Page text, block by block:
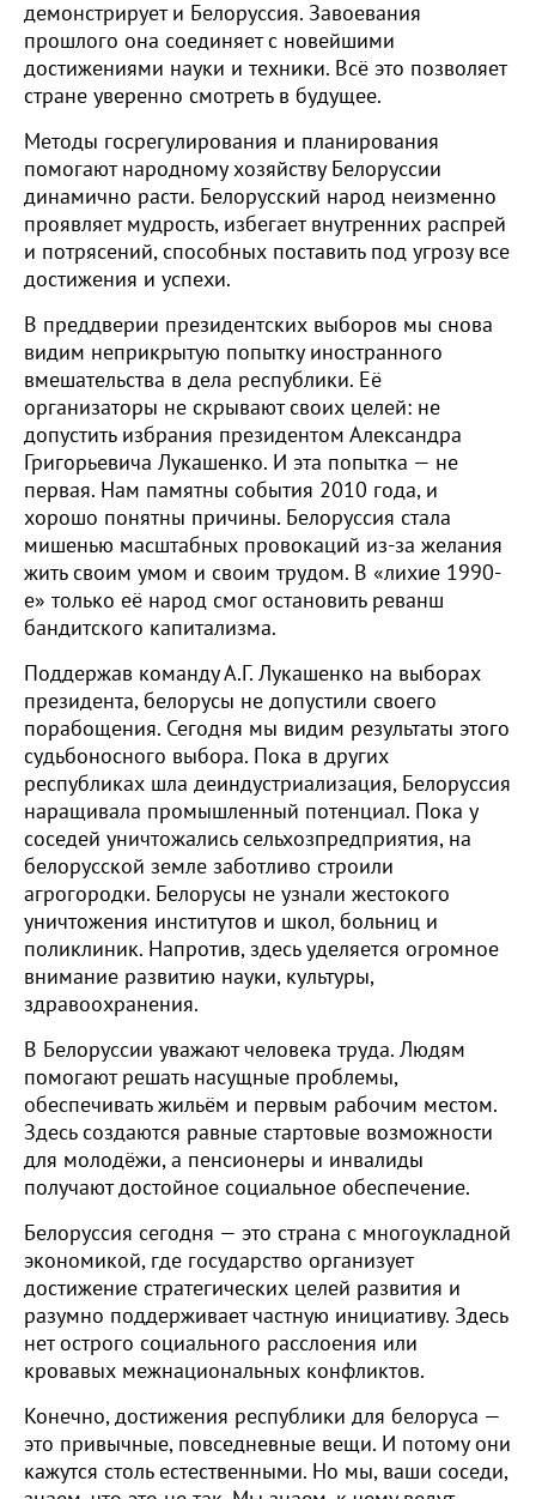
демонстрирует и Белоруссия. Завоевания
прошлого она соединяет с новейшими
достижениями науки и техники. Всё это позволяет
стране уверенно смотреть в будущее.
Методы госрегулирования и планирования
помогают народному хозяйству Белоруссии
динамично расти. Белорусский народ неизменно
проявляет мудрость, избегает внутренних распрей
и потрясений, способных поставить под угрозу все
достижения и успехи.
В преддверии президентских выборов мы снова
видим неприкрытую попытку иностранного
вмешательства в дела республики. Её
организаторы не скрывают своих целей: не
допустить избрания президентом Александра
Григорьевича Лукашенко. И эта попытка — не
первая. Нам памятны события 2010 года, и
хорошо понятны причины. Белоруссия стала
мишенью масштабных провокаций из-за желания
жить своим умом и своим трудом. В «лихие 1990-
е» только её народ смог остановить реванш
бандитского капитализма.
Поддержав команду А.Г. Лукашенко на выборах
президента, белорусы не допустили своего
порабощения. Сегодня мы видим результаты этого
судьбоносного выбора. Пока в других
республиках шла деиндустриализация, Белоруссия
наращивала промышленный потенциал. Пока у
соседей уничтожались сельхозпредприятия, на
белорусской земле заботливо строили
агрогородки. Белорусы не узнали жестокого
уничтожения институтов и школ, больниц и
поликлиник. Напротив, здесь уделяется огромное
внимание развитию науки, культуры,
здравоохранения.
В Белоруссии уважают человека труда. Людям
помогают решать насущные проблемы,
обеспечивать жильём и первым рабочим местом.
Здесь создаются равные стартовые возможности
для молодёжи, а пенсионеры и инвалиды
получают достойное социальное обеспечение.
Белоруссия сегодня — это страна с многоукладной
экономикой, где государство организует
достижение стратегических целей развития и
разумно поддерживает частную инициативу. Здесь
нет острого социального расслоения или
кровавых межнациональных конфликтов.
Конечно, достижения республики для белоруса —
это привычные, повседневные вещи. И потому они
кажутся столь естественными. Но мы, ваши соседи,